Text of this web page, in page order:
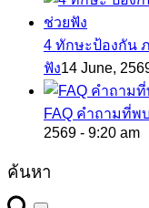
4 ทักษะป้องกัน
ฟัง14 June,
FAQ คำถามที่พ
2569 - 9:20 am
ค้นหา